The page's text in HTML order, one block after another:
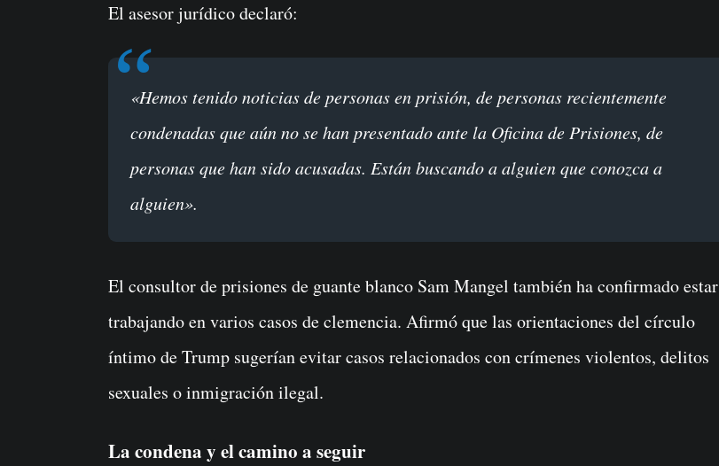
El asesor jurídico declaró:
«Hemos tenido noticias de personas en prisión, de personas recientemente
condenadas que aún no se han presentado ante la Oficina de Prisiones, de
personas que han sido acusadas. Están buscando a alguien que conozca a
alguien».
El consultor de prisiones de guante blanco Sam Mangel también ha confirmado estar
trabajando en varios casos de clemencia. Afirmó que las orientaciones del círculo
íntimo de Trump sugerían evitar casos relacionados con crímenes violentos, delitos
sexuales o inmigración ilegal.
La condena y el camino a seguir